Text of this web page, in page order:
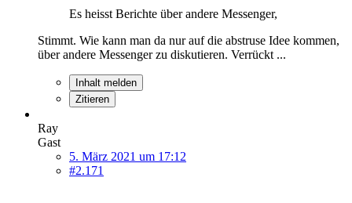
Es heisst Berichte über andere Messenger,
Stimmt. Wie kann man da nur auf die abstruse Idee kommen,
über andere Messenger zu diskutieren. Verrückt ...
Inhalt melden
Zitieren
Ray
Gast
5. März 2021 um 17:12
#2.171